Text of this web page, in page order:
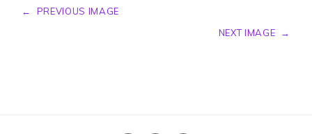
←
PREVIOUS IMAGE
NEXT IMAGE
→